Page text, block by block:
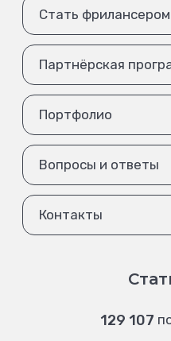
Стать фрилансером
Партнёрская
Портфолио
Вопросы и ответы
Контакты
129 107